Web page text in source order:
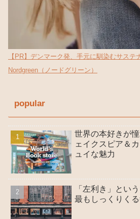
【PR】デンマーク発、手元に馴染むサステ
Nordgreen（ノードグリーン）
popular
世界の本好きが
ェイクスピア＆
ュイな魅力
「左利き」とい
最もしっくりくる